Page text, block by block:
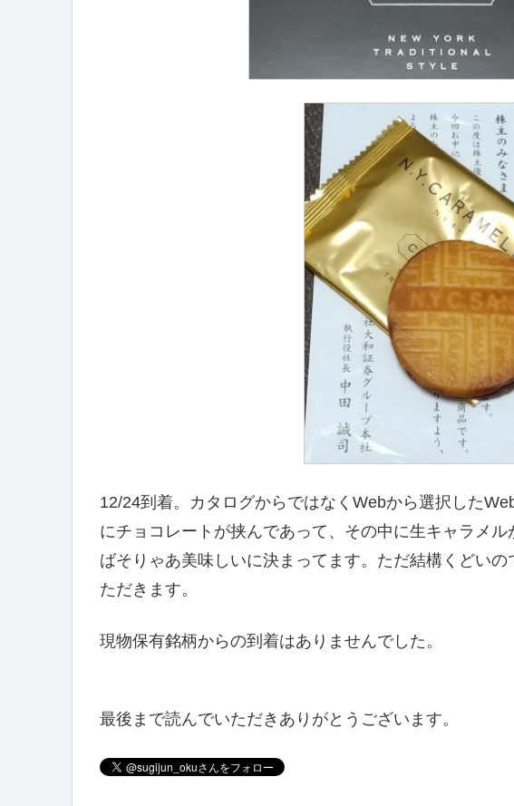
12/24到着。カタログからではなくWebから選択した
にチョコレートが挟んであって、その中に生キャラメ
ばそりゃあ美味しいに決まってます。ただ結構くどい
ただきます。
現物保有銘柄からの到着はありませんでした。
最後まで読んでいただきありがとうございます。